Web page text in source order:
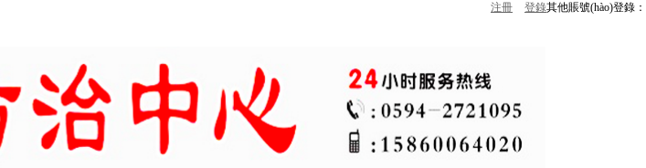
其他賬號(hào)登錄：
注冊 登錄